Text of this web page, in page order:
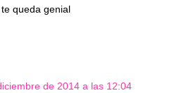
queda genial
de 2014 a las 12:04